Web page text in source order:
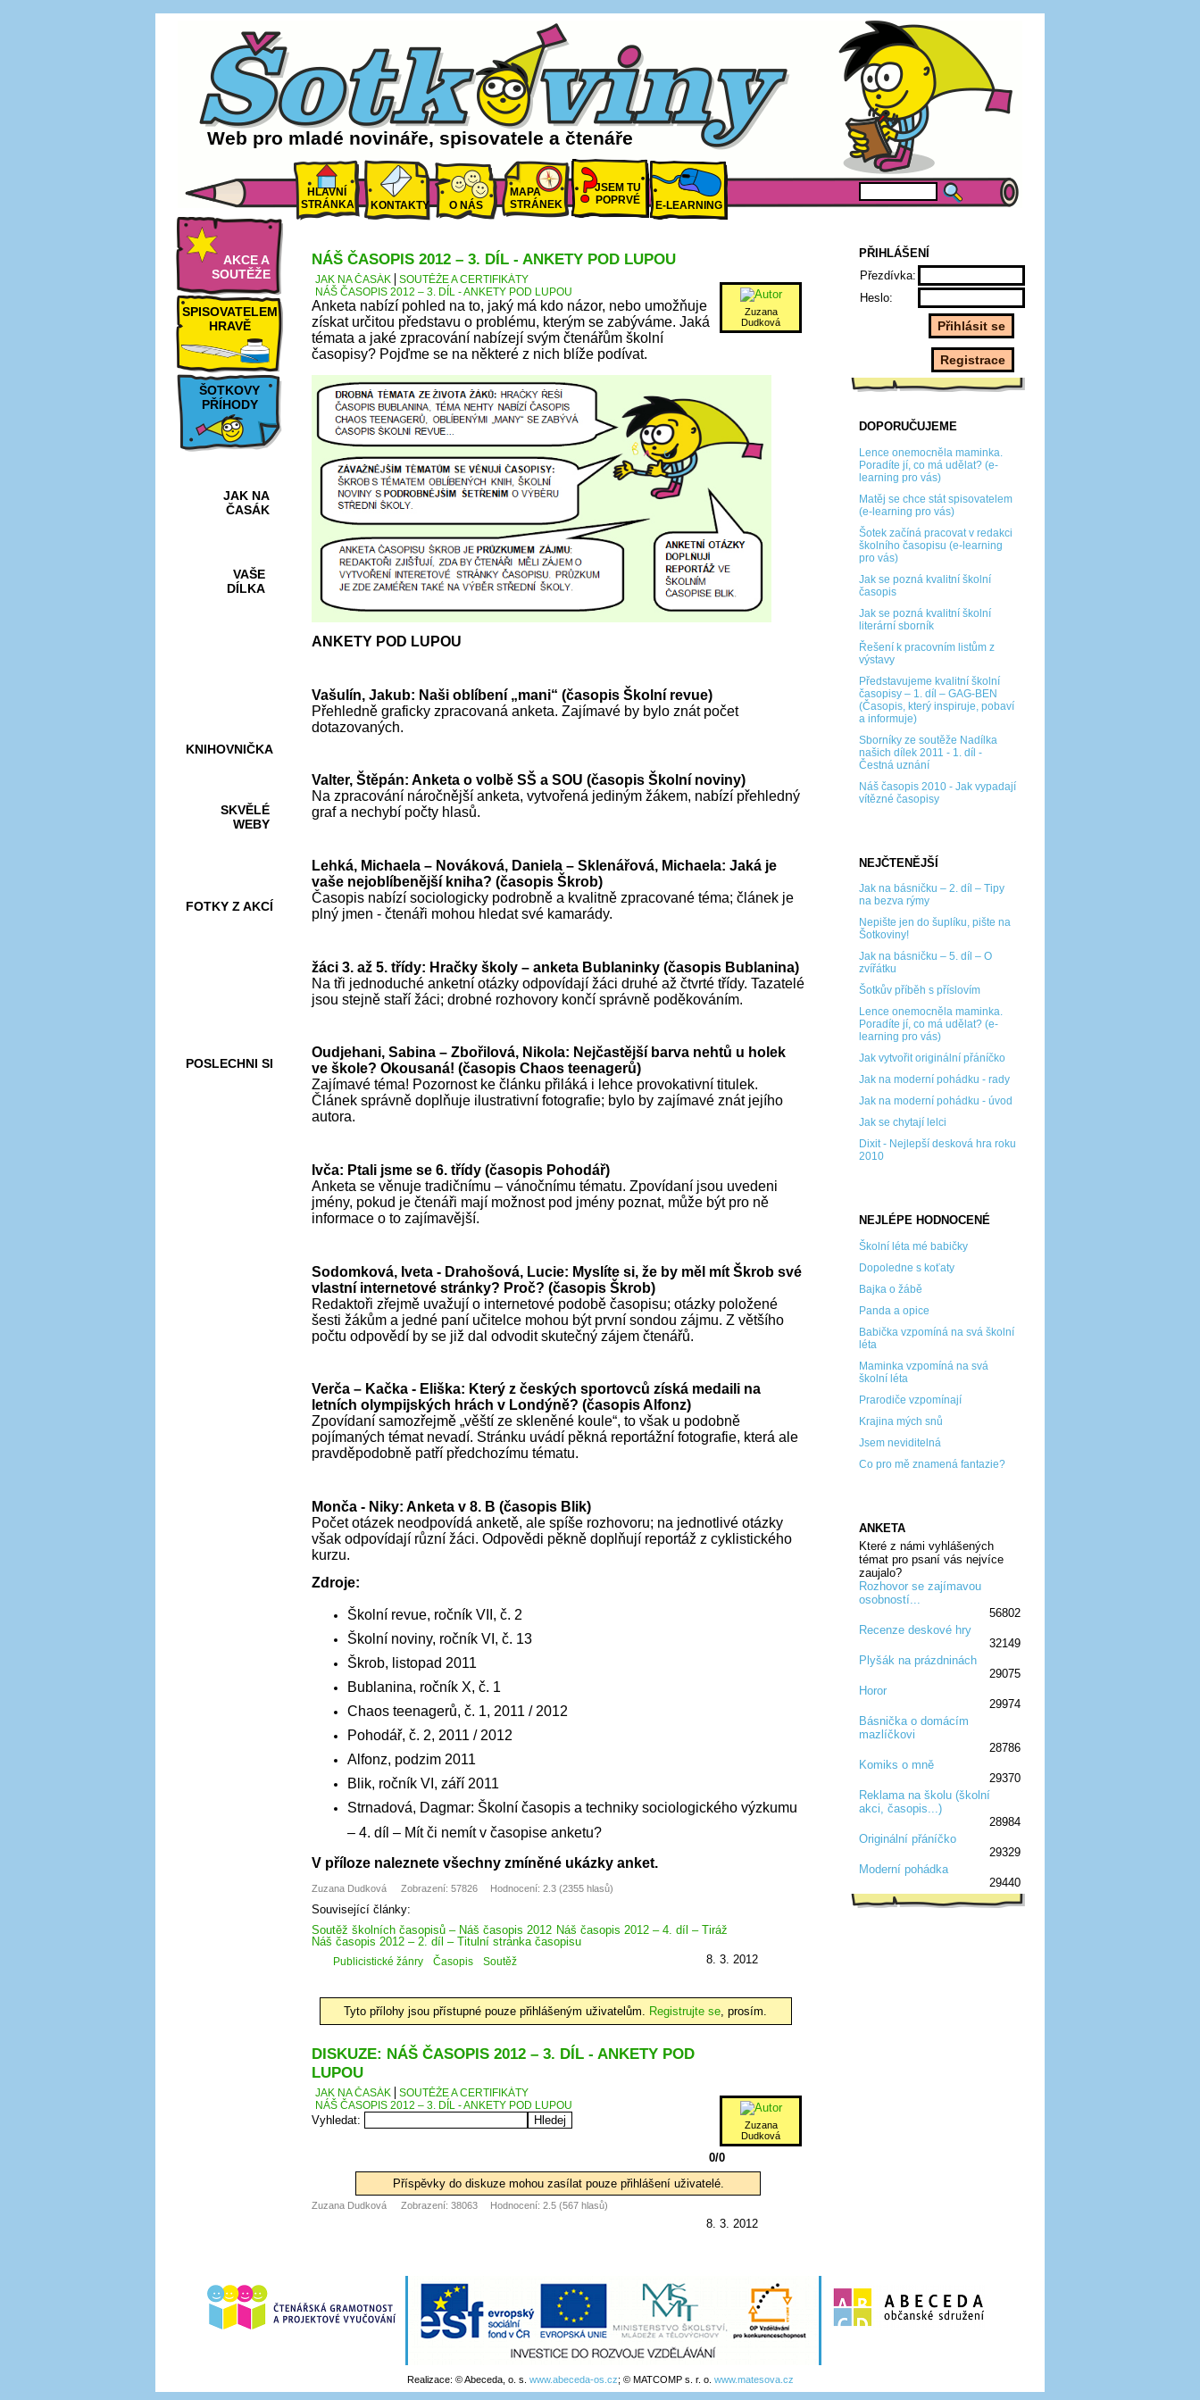
Web pro mladé novináře, spisovatele a čtenáře
HLAVNÍ
STRÁNKA
KONTAKTY O NÁS
MAPA
STRÁNEK
JSEM TU
POPRVÉ
E-LEARNING
AKCE A
SOUTĚŽE
SPISOVATELEM
HRAVĚ
ŠOTKOVY
PŘÍHODY
JAK NA
ČASÁK
VAŠE
DÍLKA
KNIHOVNIČKA
SKVĚLÉ
WEBY
FOTKY Z AKCÍ
POSLECHNI SI
PŘIHLÁŠENÍ
Přezdívka:
Heslo:
DOPORUČUJEME
Lence onemocněla maminka.
Poradíte jí, co má udělat? (e-
learning pro vás)
Matěj se chce stát spisovatelem
(e-learning pro vás)
Šotek začíná pracovat v redakci
školního časopisu (e-learning
pro vás)
Jak se pozná kvalitní školní
časopis
Jak se pozná kvalitní školní
literární sborník
Řešení k pracovním listům z
výstavy
Představujeme kvalitní školní
časopisy – 1. díl – GAG-BEN
(Časopis, který inspiruje, pobaví
a informuje)
Sborníky ze soutěže Nadílka
našich dílek 2011 - 1. díl -
Čestná uznání
Náš časopis 2010 - Jak vypadají
vítězné časopisy
NEJČTENĚJŠÍ
Jak na básničku – 2. díl – Tipy
na bezva rýmy
Nepište jen do šuplíku, pište na
Šotkoviny!
Jak na básničku – 5. díl – O
zvířátku
Šotkův příběh s příslovím
Lence onemocněla maminka.
Poradíte jí, co má udělat? (e-
learning pro vás)
Jak vytvořit originální přáníčko
Jak na moderní pohádku - rady
Jak na moderní pohádku - úvod
Jak se chytají lelci
Dixit - Nejlepší desková hra roku
2010
NEJLÉPE HODNOCENÉ
Školní léta mé babičky
Dopoledne s koťaty
Bajka o žábě
Panda a opice
Babička vzpomíná na svá školní
léta
Maminka vzpomíná na svá
školní léta
Prarodiče vzpomínají
Krajina mých snů
Jsem neviditelná
Co pro mě znamená fantazie?
ANKETA
Které z námi vyhlášených
témat pro psaní vás nejvíce
zaujalo?
Rozhovor se zajímavou
osobností...
56802
Recenze deskové hry
32149
Plyšák na prázdninách
29075
Horor
29974
Básnička o domácím
mazlíčkovi
28786
Komiks o mně
29370
:D
Reklama na školu (školní
akci, časopis...)
28984
Originální přáníčko
29329
Moderní pohádka
29440
NÁŠ ČASOPIS 2012 – 3. DÍL - ANKETY POD LUPOU
Zuzana
Dudková
JAK NA ČASÁK
SOUTĚŽE A CERTIFIKÁTY
NÁŠ ČASOPIS 2012 – 3. DÍL - ANKETY POD LUPOU
Anketa nabízí pohled na to, jaký má kdo názor, nebo umožňuje
získat určitou představu o problému, kterým se zabýváme. Jaká
témata a jaké zpracování nabízejí svým čtenářům školní
časopisy? Pojďme se na některé z nich blíže podívat.
ANKETY POD LUPOU
Vašulín, Jakub: Naši oblíbení „mani“ (časopis Školní revue)
Přehledně graficky zpracovaná anketa. Zajímavé by bylo znát počet
dotazovaných.
Valter, Štěpán: Anketa o volbě SŠ a SOU (časopis Školní noviny)
Na zpracování náročnější anketa, vytvořená jediným žákem, nabízí přehledný
graf a nechybí počty hlasů.
Lehká, Michaela – Nováková, Daniela – Sklenářová, Michaela: Jaká je
vaše nejoblíbenější kniha? (časopis Škrob)
Časopis nabízí sociologicky podrobně a kvalitně zpracované téma; článek je
plný jmen - čtenáři mohou hledat své kamarády.
žáci 3. až 5. třídy: Hračky školy – anketa Bublaninky (časopis Bublanina)
Na tři jednoduché anketní otázky odpovídají žáci druhé až čtvrté třídy. Tazatelé
jsou stejně staří žáci; drobné rozhovory končí správně poděkováním.
Oudjehani, Sabina – Zbořilová, Nikola: Nejčastější barva nehtů u holek
ve škole? Okousaná! (časopis Chaos teenagerů)
Zajímavé téma! Pozornost ke článku přiláká i lehce provokativní titulek.
Článek správně doplňuje ilustrativní fotografie; bylo by zajímavé znát jejího
autora.
Ivča: Ptali jsme se 6. třídy (časopis Pohodář)
Anketa se věnuje tradičnímu – vánočnímu tématu. Zpovídaní jsou uvedeni
jmény, pokud je čtenáři mají možnost pod jmény poznat, může být pro ně
informace o to zajímavější.
Sodomková, Iveta - Drahošová, Lucie: Myslíte si, že by měl mít Škrob své
vlastní internetové stránky? Proč? (časopis Škrob)
Redaktoři zřejmě uvažují o internetové podobě časopisu; otázky položené
šesti žákům a jedné paní učitelce mohou být první sondou zájmu. Z většího
počtu odpovědí by se již dal odvodit skutečný zájem čtenářů.
Verča – Kačka - Eliška: Který z českých sportovců získá medaili na
letních olympijských hrách v Londýně? (časopis Alfonz)
Zpovídaní samozřejmě „věští ze skleněné koule“, to však u podobně
pojímaných témat nevadí. Stránku uvádí pěkná reportážní fotografie, která ale
pravděpodobně patří předchozímu tématu.
Monča - Niky: Anketa v 8. B (časopis Blik)
Počet otázek neodpovídá anketě, ale spíše rozhovoru; na jednotlivé otázky
však odpovídají různí žáci. Odpovědi pěkně doplňují reportáž z cyklistického
kurzu.
Zdroje:
Školní revue, ročník VII, č. 2
Školní noviny, ročník VI, č. 13
Škrob, listopad 2011
Bublanina, ročník X, č. 1
Chaos teenagerů, č. 1, 2011 / 2012
Pohodář, č. 2, 2011 / 2012
Alfonz, podzim 2011
Blik, ročník VI, září 2011
Strnadová, Dagmar: Školní časopis a techniky sociologického výzkumu
– 4. díl – Mít či nemít v časopise anketu?
V příloze naleznete všechny zmíněné ukázky anket.
Zuzana Dudková Zobrazení: 57826 Hodnocení: 2.3 (2355 hlasů)
Související články:
Soutěž školních časopisů – Náš časopis 2012 Náš časopis 2012 – 4. díl – Tiráž
Náš časopis 2012 – 2. díl – Titulní stránka časopisu
Publicistické žánry Časopis Soutěž 8. 3. 2012
Tyto přílohy jsou přístupné pouze přihlášeným uživatelům. Registrujte se, prosím.
DISKUZE: NÁŠ ČASOPIS 2012 – 3. DÍL - ANKETY POD
LUPOU
Zuzana
Dudková
JAK NA ČASÁK
SOUTĚŽE A CERTIFIKÁTY
NÁŠ ČASOPIS 2012 – 3. DÍL - ANKETY POD LUPOU
Vyhledat:
0/0
Příspěvky do diskuze mohou zasílat pouze přihlášení uživatelé.
Zuzana Dudková Zobrazení: 38063 Hodnocení: 2.5 (567 hlasů)
8. 3. 2012
Realizace: © Abeceda, o. s. www.abeceda-os.cz; © MATCOMP s. r. o. www.matesova.cz